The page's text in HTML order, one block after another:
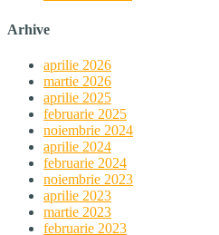
Arhive
aprilie 2026
martie 2026
aprilie 2025
februarie 2025
noiembrie 2024
aprilie 2024
februarie 2024
noiembrie 2023
aprilie 2023
martie 2023
februarie 2023